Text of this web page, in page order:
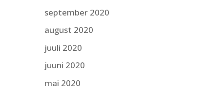
september 2020
august 2020
juuli 2020
juuni 2020
mai 2020